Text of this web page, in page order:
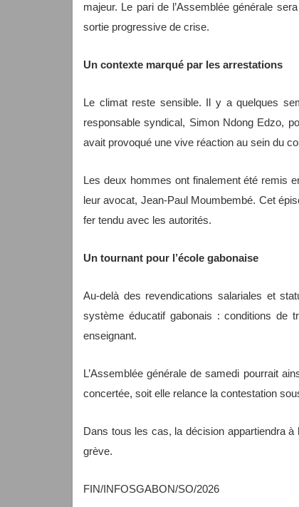
majeur. Le pari de l’Assemblée générale
sortie progressive de crise.
Un contexte marqué par les arrestations
Le climat reste sensible. Il y a quelques
responsable syndical, Simon Ndong Edzo,
avait provoqué une vive réaction au sein du
Les deux hommes ont finalement été remis
leur avocat, Jean-Paul Moumbembé. Cet
fer tendu avec les autorités.
Un tournant pour l’école gabonaise
Au-delà des revendications salariales et
système éducatif gabonais : conditions de
enseignant.
L’Assemblée générale de samedi pourrait
concertée, soit elle relance la contestation
Dans tous les cas, la décision appartiendra à
grève.
FIN/INFOSGABON/SO/2026